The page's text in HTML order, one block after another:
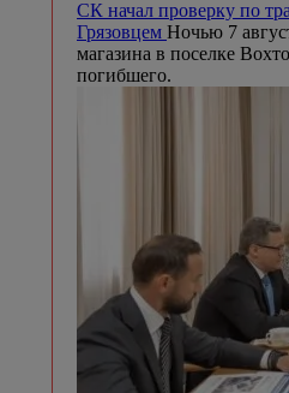
СК начал проверку по
Грязовцем Ночью 7
магазина в поселке
погибшего.